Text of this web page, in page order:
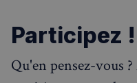
Participez !
Qu'en pensez-vous